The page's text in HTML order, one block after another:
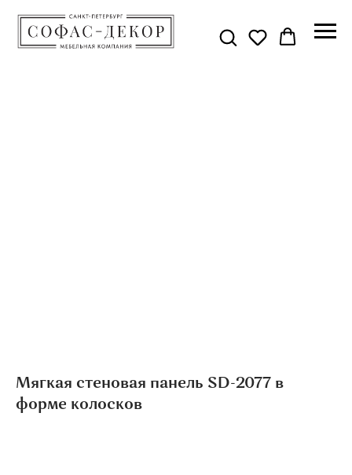
Мягкая стеновая панель SD-2077 в
форме колосков